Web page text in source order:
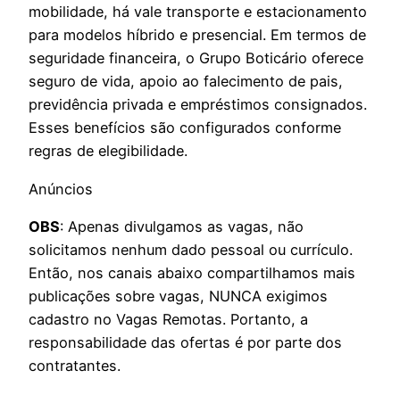
mobilidade, há vale transporte e estacionamento
para modelos híbrido e presencial. Em termos de
seguridade financeira, o Grupo Boticário oferece
seguro de vida, apoio ao falecimento de pais,
previdência privada e empréstimos consignados.
Esses benefícios são configurados conforme
regras de elegibilidade.
Anúncios
OBS: Apenas divulgamos as vagas, não
solicitamos nenhum dado pessoal ou currículo.
Então, nos canais abaixo compartilhamos mais
publicações sobre vagas, NUNCA exigimos
cadastro no Vagas Remotas. Portanto, a
responsabilidade das ofertas é por parte dos
contratantes.